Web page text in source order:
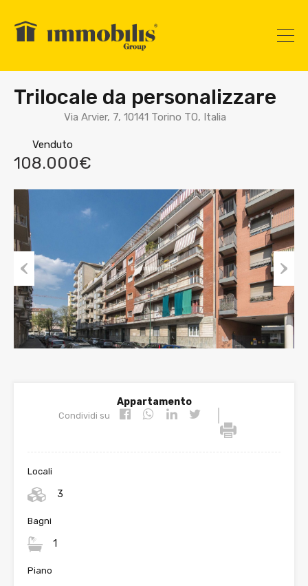
Trilocale da personalizzare
Via Arvier, 7, 10141 Torino TO, Italia
Venduto
108.000€
Prev
ious
Nex
t
Appartamento
Condividi su
Locali
3
Bagni
1
Piano